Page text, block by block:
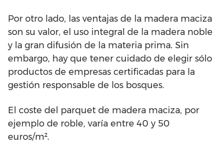
Por otro lado, las ventajas de la madera maciza
son su valor, el uso integral de la madera noble
y la gran difusión de la materia prima. Sin
embargo, hay que tener cuidado de elegir sólo
productos de empresas certificadas para la
gestión responsable de los bosques.
El coste del parquet de madera maciza, por
ejemplo de roble, varía entre 40 y 50
euros/m².